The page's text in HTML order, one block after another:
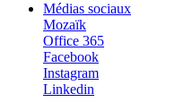
Médias sociaux
Mozaïk
Office 365
Facebook
Instagram
Linkedin